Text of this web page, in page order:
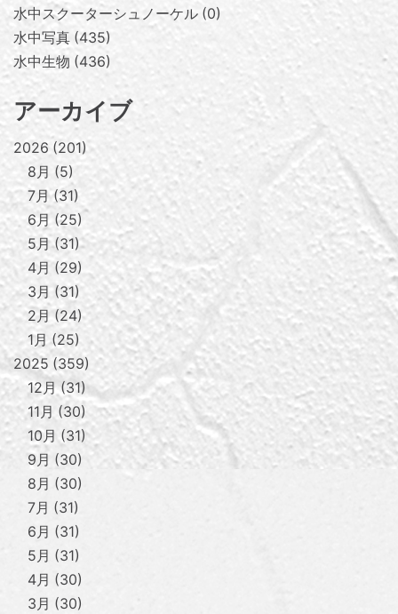
水中スクーターシュノーケル 0
水中写真 435
水中生物 436
アーカイブ
2026 201
8月
5
7月 31
6月
25
5月 31
4月
29
3月
31
2月
24
1月
25
2025 359
12月 31
11月
30
10月
31
9月
30
8月
30
7月
31
6月
31
5月
31
4月
30
3月
30